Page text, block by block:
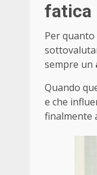
fatica
Per quanto
sempre un
Quando
e che
finalmente